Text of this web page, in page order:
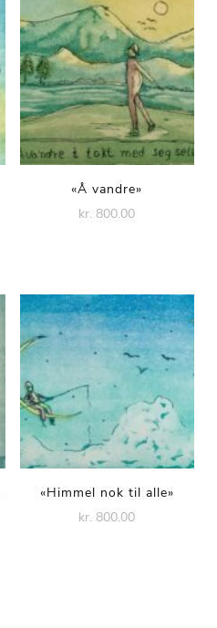
«Å vandre»
kr. 800.00
«Himmel nok til alle»
kr. 800.00